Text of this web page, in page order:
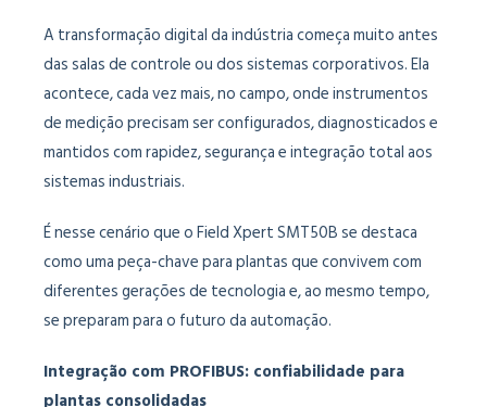
A transformação digital da indústria começa muito antes
das salas de controle ou dos sistemas corporativos. Ela
acontece, cada vez mais, no campo, onde instrumentos
de medição precisam ser configurados, diagnosticados e
mantidos com rapidez, segurança e integração total aos
sistemas industriais.
É nesse cenário que o Field Xpert SMT50B se destaca
como uma peça-chave para plantas que convivem com
diferentes gerações de tecnologia e, ao mesmo tempo,
se preparam para o futuro da automação.
Integração com PROFIBUS: confiabilidade para
plantas consolidadas